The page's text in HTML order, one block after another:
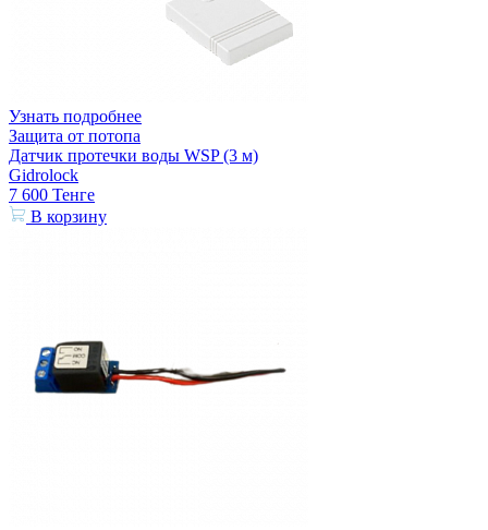
Узнать подробнее
Защита от потопа
Датчик протечки воды WSP (3 м)
Gidrolock
7 600 Тенге
В корзину